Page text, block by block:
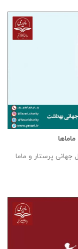
را به عنوان سال جهانی پرستار و ماما